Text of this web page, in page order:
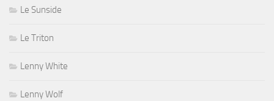
Le Sunside
Le Triton
Lenny White
Lenny Wolf